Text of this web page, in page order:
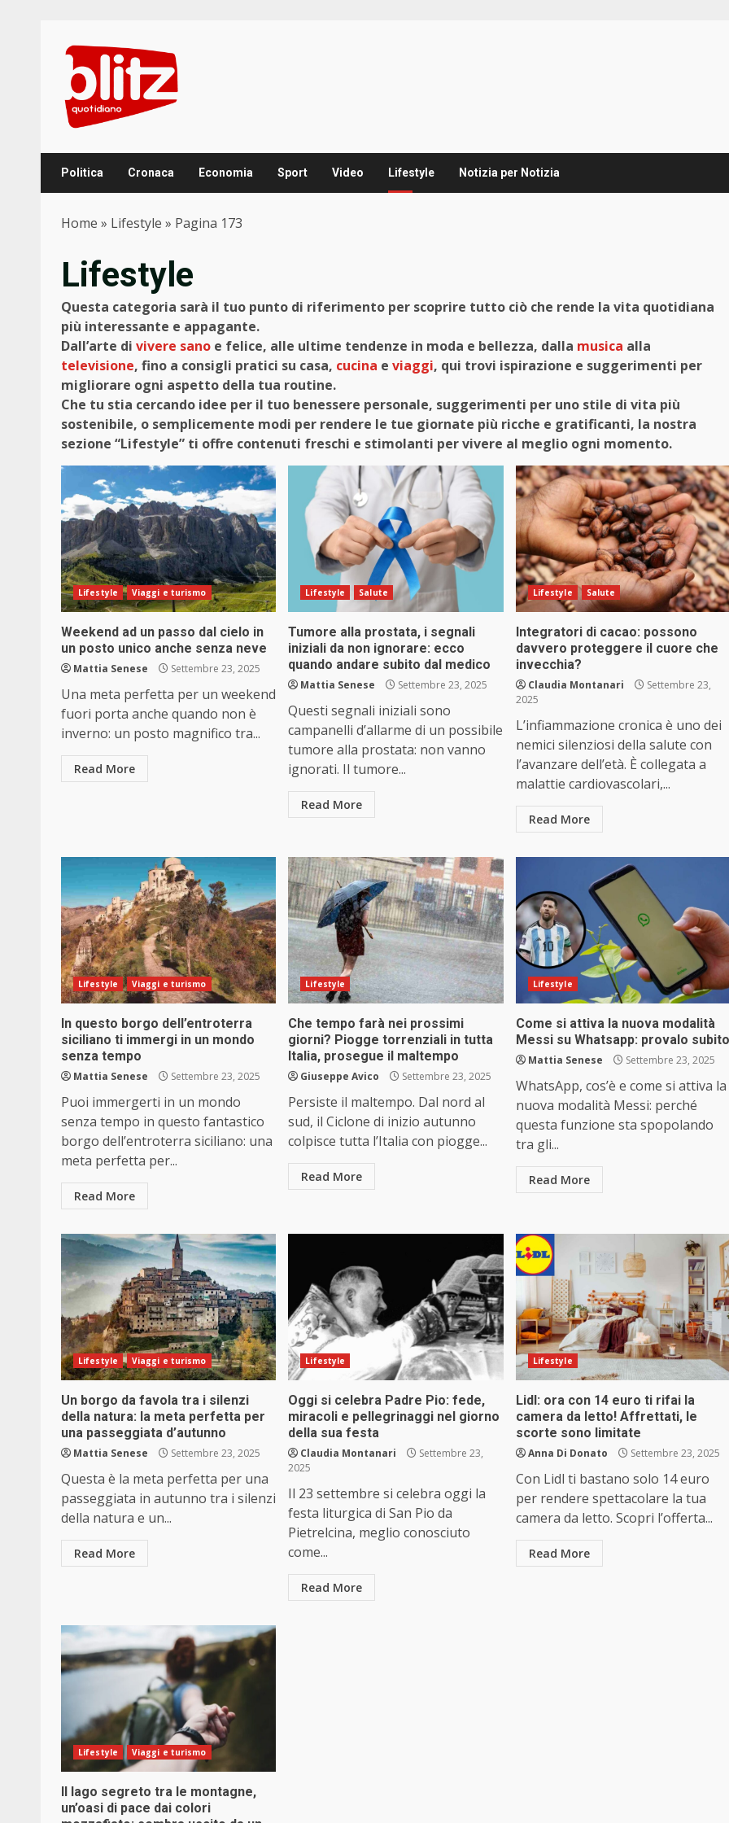
content
Politica Cronaca Economia Sport Video Lifestyle Notizia per Notizia
Home » Lifestyle » Pagina 173
Lifestyle
Questa categoria sarà il tuo punto di riferimento per scoprire tutto ciò che rende la vita quotidiana
più interessante e appagante.
Dall’arte di vivere sano e felice, alle ultime tendenze in moda e bellezza, dalla musica alla
televisione, fino a consigli pratici su casa, cucina e viaggi, qui trovi ispirazione e suggerimenti per
migliorare ogni aspetto della tua routine.
Che tu stia cercando idee per il tuo benessere personale, suggerimenti per uno stile di vita più
sostenibile, o semplicemente modi per rendere le tue giornate più ricche e gratificanti, la nostra
sezione “Lifestyle” ti offre contenuti freschi e stimolanti per vivere al meglio ogni momento.
Lifestyle Viaggi e turismo
Weekend ad un passo dal cielo in
un posto unico anche senza neve
Mattia Senese Settembre 23, 2025
Una meta perfetta per un weekend
fuori porta anche quando non è
inverno: un posto magnifico tra...
Read More
Lifestyle Salute
Tumore alla prostata, i segnali
iniziali da non ignorare: ecco
quando andare subito dal medico
Mattia Senese Settembre 23, 2025
Questi segnali iniziali sono
campanelli d’allarme di un possibile
tumore alla prostata: non vanno
ignorati. Il tumore...
Read More
Lifestyle Salute
Integratori di cacao: possono
davvero proteggere il cuore che
invecchia?
Claudia Montanari
Settembre 23,
2025
L’infiammazione cronica è uno dei
nemici silenziosi della salute con
l’avanzare dell’età. È collegata a
malattie cardiovascolari,...
Read More
Lifestyle Viaggi e turismo
In questo borgo dell’entroterra
siciliano ti immergi in un mondo
senza tempo
Mattia Senese Settembre 23, 2025
Puoi immergerti in un mondo
senza tempo in questo fantastico
borgo dell’entroterra siciliano: una
meta perfetta per...
Read More
Lifestyle
Che tempo farà nei prossimi
giorni? Piogge torrenziali in tutta
Italia, prosegue il maltempo
Giuseppe Avico Settembre 23, 2025
Persiste il maltempo. Dal nord al
sud, il Ciclone di inizio autunno
colpisce tutta l’Italia con piogge...
Read More
Lifestyle
Come si attiva la nuova modalità
Messi su Whatsapp: provalo subito
Mattia Senese Settembre 23, 2025
WhatsApp, cos’è e come si attiva la
nuova modalità Messi: perché
questa funzione sta spopolando
tra gli...
Read More
Lifestyle Viaggi e turismo
Un borgo da favola tra i silenzi
della natura: la meta perfetta per
una passeggiata d’autunno
Mattia Senese Settembre 23, 2025
Questa è la meta perfetta per una
passeggiata in autunno tra i silenzi
della natura e un...
Read More
Lifestyle
Oggi si celebra Padre Pio: fede,
miracoli e pellegrinaggi nel giorno
della sua festa
Claudia Montanari
Settembre 23,
2025
Il 23 settembre si celebra oggi la
festa liturgica di San Pio da
Pietrelcina, meglio conosciuto
come...
Read More
Lifestyle
Lidl: ora con 14 euro ti rifai la
camera da letto! Affrettati, le
scorte sono limitate
Anna Di Donato Settembre 23, 2025
Con Lidl ti bastano solo 14 euro
per rendere spettacolare la tua
camera da letto. Scopri l’offerta...
Read More
Lifestyle Viaggi e turismo
Il lago segreto tra le montagne,
un’oasi di pace dai colori